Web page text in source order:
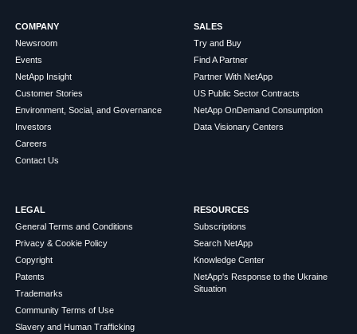
COMPANY
Newsroom
Events
NetApp Insight
Customer Stories
Environment, Social, and Governance
Investors
Careers
Contact Us
SALES
Try and Buy
Find A Partner
Partner With NetApp
US Public Sector Contracts
NetApp OnDemand Consumption
Data Visionary Centers
LEGAL
General Terms and Conditions
Privacy & Cookie Policy
Copyright
Patents
Trademarks
Community Terms of Use
Slavery and Human Trafficking
RESOURCES
Subscriptions
Search NetApp
Knowledge Center
NetApp's Response to the Ukraine
Situation